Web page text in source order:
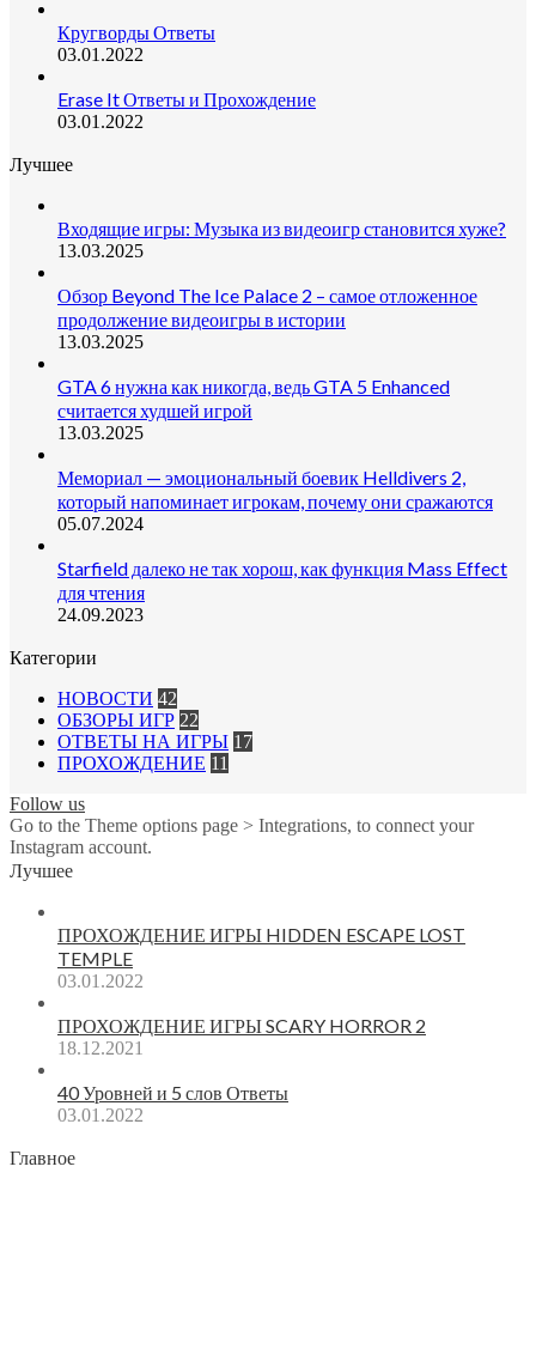
Кругворды Ответы
03.01.2022
Erase It Ответы и Прохождение
03.01.2022
Лучшее
Входящие игры: Музыка из видеоигр становится хуже?
13.03.2025
Обзор Beyond The Ice Palace 2 – самое отложенное
продолжение видеоигры в истории
13.03.2025
GTA 6 нужна как никогда, ведь GTA 5 Enhanced
считается худшей игрой
13.03.2025
Мемориал — эмоциональный боевик Helldivers 2,
который напоминает игрокам, почему они сражаются
05.07.2024
Starfield далеко не так хорош, как функция Mass Effect
для чтения
24.09.2023
Категории
НОВОСТИ 42
ОБЗОРЫ ИГР 22
ОТВЕТЫ НА ИГРЫ 17
ПРОХОЖДЕНИЕ 11
Follow us
Go to the Theme options page > Integrations, to connect your
Instagram account.
Лучшее
ПРОХОЖДЕНИЕ ИГРЫ HIDDEN ESCAPE LOST
TEMPLE
03.01.2022
ПРОХОЖДЕНИЕ ИГРЫ SCARY HORROR 2
18.12.2021
40 Уровней и 5 слов Ответы
03.01.2022
Главное